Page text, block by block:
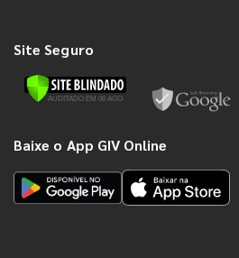
Site Seguro
Baixe o App GIV Online